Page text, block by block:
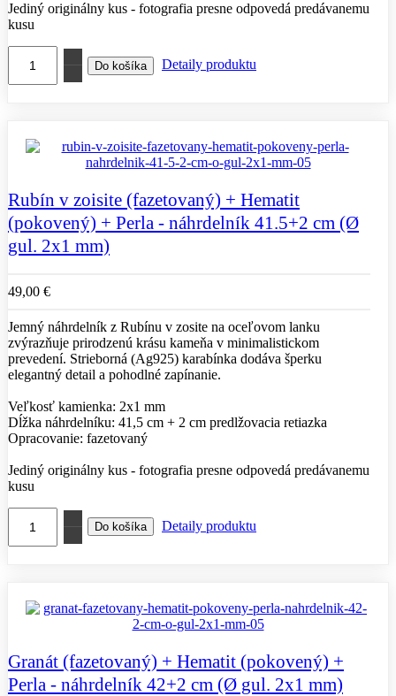
Jediný originálny kus - fotografia presne odpovedá predávanemu
kusu
Detaily produktu
Rubín v zoisite (fazetovaný) + Hematit
(pokovený) + Perla - náhrdelník 41.5+2 cm (Ø
gul. 2x1 mm)
49,00 €
Jemný náhrdelník z Rubínu v zosite na oceľovom lanku
zvýrazňuje prirodzenú krásu kameňa v minimalistickom
prevedení. Strieborná (Ag925) karabínka dodáva šperku
elegantný detail a pohodlné zapínanie.
Veľkosť kamienka: 2x1 mm
Dĺžka náhrdelníku: 41,5 cm + 2 cm predlžovacia retiazka
Opracovanie: fazetovaný
Jediný originálny kus - fotografia presne odpovedá predávanemu
kusu
Detaily produktu
Granát (fazetovaný) + Hematit (pokovený) +
Perla - náhrdelník 42+2 cm (Ø gul. 2x1 mm)